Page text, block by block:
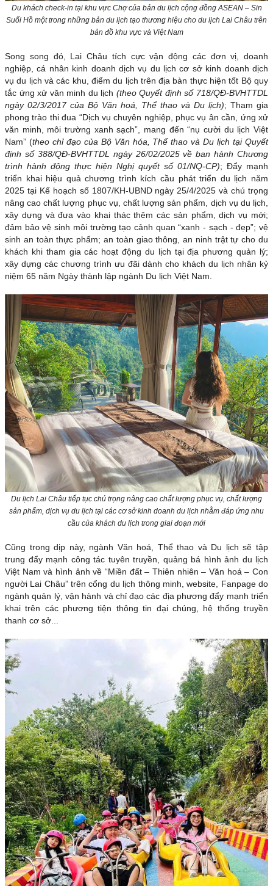
Du khách check-in tại khu vực Chợ của bản du lịch cộng đồng ASEAN – Sin
Suối Hồ một trong những bản du lịch tạo thương hiệu cho du lịch Lai Châu trên
bản đồ khu vực và Việt Nam
Song song đó, Lai Châu tích cực vận động các đơn vị, doanh
nghiệp, cá nhân kinh doanh dịch vụ du lịch cơ sở kinh doanh dịch
vụ du lịch và các khu, điểm du lịch trên địa bàn thực hiện tốt Bộ quy
tắc ứng xử văn minh du lịch (theo Quyết định số 718/QĐ-BVHTTDL
ngày 02/3/2017 của Bộ Văn hoá, Thể thao và Du lịch); Tham gia
phong trào thi đua “Dịch vụ chuyên nghiệp, phục vụ ân cần, ứng xử
văn minh, môi trường xanh sạch”, mang đến “nụ cười du lịch Việt
Nam” (theo chỉ đạo của Bộ Văn hóa, Thể thao và Du lịch tại Quyết
định số 388/QĐ-BVHTTDL ngày 26/02/2025 về ban hành Chương
trình hành động thực hiện Nghị quyết số 01/NQ-CP); Đẩy mạnh
triển khai hiệu quả chương trình kích cầu phát triển du lịch năm
2025 tại Kế hoạch số 1807/KH-UBND ngày 25/4/2025 và chú trọng
nâng cao chất lượng phục vụ, chất lượng sản phẩm, dịch vụ du lịch,
xây dựng và đưa vào khai thác thêm các sản phẩm, dịch vụ mới;
đảm bảo vệ sinh môi trường tạo cảnh quan “xanh - sạch - đẹp”; vệ
sinh an toàn thực phẩm; an toàn giao thông, an ninh trật tự cho du
khách khi tham gia các hoạt động du lịch tại địa phương quản lý;
xây dựng các chương trình ưu đãi dành cho khách du lịch nhân kỷ
niệm 65 năm Ngày thành lập ngành Du lịch Việt Nam.
Du lịch Lai Châu tiếp tục chú trọng nâng cao chất lượng phục vụ, chất lượng
sản phẩm, dịch vụ du lịch tại các cơ sở kinh doanh du lịch nhằm đáp ứng nhu
cầu của khách du lịch trong giai đoạn mới
Cũng trong dịp này, ngành Văn hoá, Thể thao và Du lịch sẽ tập
trung đẩy mạnh công tác tuyên truyền, quảng bá hình ảnh du lịch
Việt Nam và hình ảnh về “Miền đất – Thiên nhiên – Văn hoá – Con
người Lai Châu” trên cổng du lịch thông minh, website, Fanpage do
ngành quản lý, vận hành và chỉ đạo các địa phương đẩy mạnh triển
khai trên các phương tiện thông tin đại chúng, hệ thống truyền
thanh cơ sở...